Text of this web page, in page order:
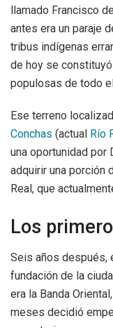
llamado Francisco de
antes era un paraje
tribus indígenas
de hoy se
populosas de todo
Ese terreno
Conchas (actual Río
una oportunidad por
adquirir una porción
Real, que
Los
Seis años después,
fundación de la
era la Banda
meses decidió